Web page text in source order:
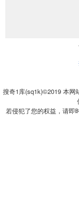
搜奇1库(sq1k)©2019 本网
若侵犯了您的权益，请即